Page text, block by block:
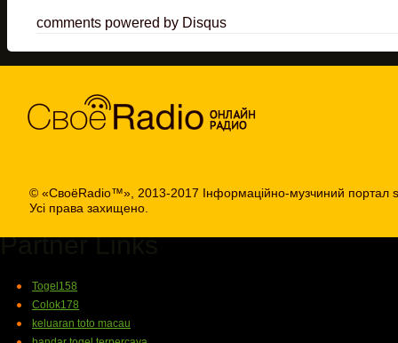
comments powered by Disqus
© «СвоёRadio™», 2013-2017 Інформаційно-музчиний портал
Усі права захищено.
Partner Links
Togel158
Colok178
keluaran toto macau